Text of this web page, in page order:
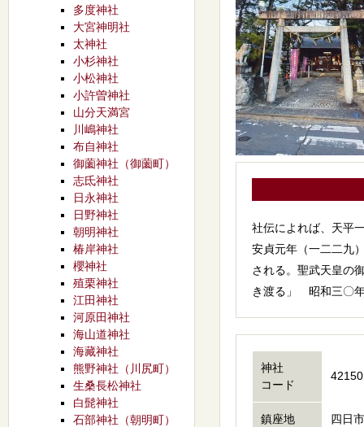
社伝によれば、天平
安貞元年（一二二九
される。聖武天皇
き渡る」 昭和三〇
神社
コード
鎮座地 四日
多度神社
大宮神明社
太神社
小杉神社
小松神社
小許曽神社
山分天満宮
川嶋神社
布自神社
御薗神社（御薗町）
志氐神社
日永神社
日野神社
朝明神社
椿岸神社
櫻神社
殖栗神社
江田神社
河原田神社
海山道神社
海藏神社
熊野神社（川尻町）
生桑長松神社
白髭神社
石部神社（朝明町）